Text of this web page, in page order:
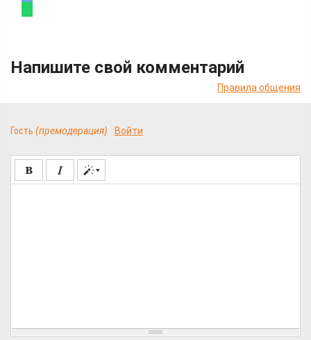
Напишите свой комментарий
Правила общения
Гость (премодерация) Войти